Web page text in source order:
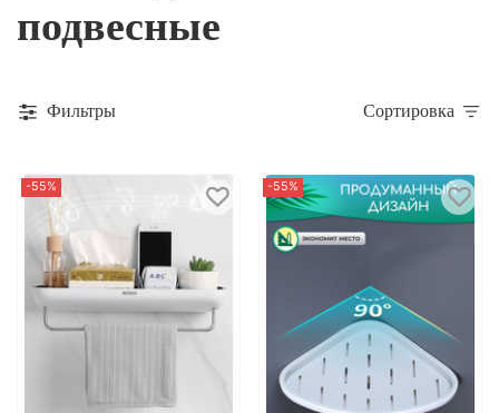
подвесные
Фильтры Сортировка
-55% -55%